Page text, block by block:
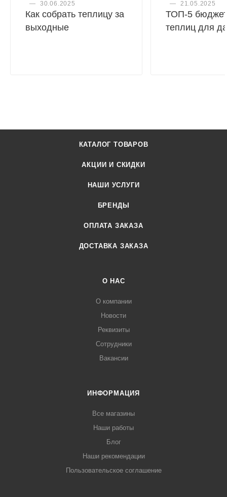
—
30.06.2025
Как собрать теплицу за
выходные
—
21.05.2025
ТОП-5
теплиц для
КАТАЛОГ ТОВАРОВ
АКЦИИ И СКИДКИ
НАШИ УСЛУГИ
БРЕНДЫ
ОПЛАТА ЗАКАЗА
ДОСТАВКА ЗАКАЗА
О НАС
О компании
Новости
Реквизиты
Сотрудники
Вакансии
ИНФОРМАЦИЯ
Все магазины
Наши работы
Блог
Наши рекомендации
Пользовательское соглашение